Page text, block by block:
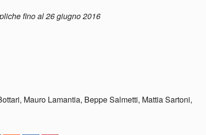
fino al 26 giugno 2016
Mauro Lamantia, Beppe Salmetti, Mattia Sartoni,